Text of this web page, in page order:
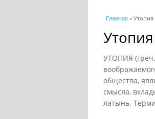
Вы здесь
Главная »
УТОПИЯ
общества,
смысла,
латынь.